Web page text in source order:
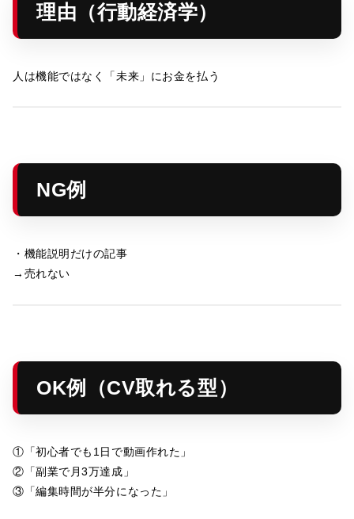
理由（行動経済学）
人は機能ではなく「未来」にお金を払う
NG例
・機能説明だけの記事
→売れない
OK例（CV取れる型）
①「初心者でも1日で動画作れた」
②「副業で月3万達成」
③「編集時間が半分になった」